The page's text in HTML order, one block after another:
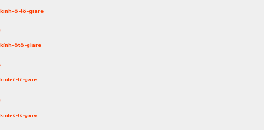
kính-ô-tô-giare
,
kính-ôtô-giare
kính-ô-tô-gia re
,
kính-ô-tô-gia re